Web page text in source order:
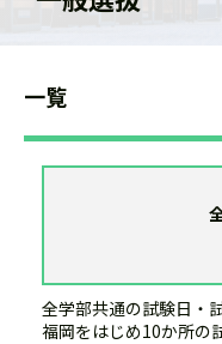
一覧
全学部共通の試験日・
福岡をはじめ10か所の